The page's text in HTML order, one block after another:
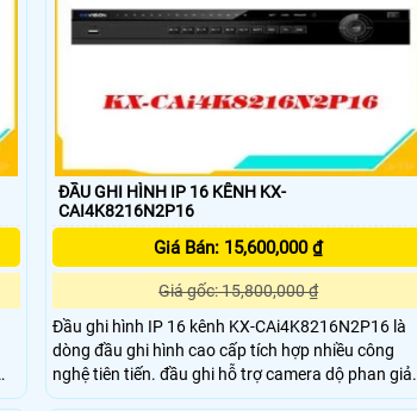
ĐẦU GHI HÌNH IP 16 KÊNH KX-
CAI4K8216N2P16
Giá Bán: 15,600,000 ₫
Giá gốc: 15,800,000 ₫
Đầu ghi hình IP 16 kênh KX-CAi4K8216N2P16 là
dòng đầu ghi hình cao cấp tích hợp nhiều công
nghệ tiên tiến. đầu ghi hỗ trợ camera dộ phan giải
tối đa lên tới 8.0 Megapxiel (8k) . Hỗ trợ tối da 2 ổ